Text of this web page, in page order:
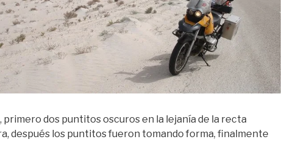
primero dos puntitos oscuros en la lejanía de la recta
después los puntitos fueron tomando forma, finalmente